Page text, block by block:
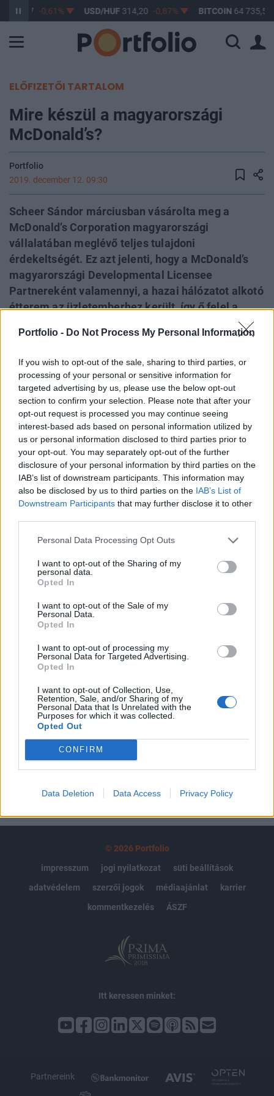
Portfolio - Do Not Process My Personal Information
If you wish to opt-out of the sale, sharing to third parties, or
processing of your personal or sensitive information for
targeted advertising by us, please use the below opt-out
section to confirm your selection. Please note that after your
opt-out request is processed you may continue seeing
interest-based ads based on personal information utilized by
us or personal information disclosed to third parties prior to
your opt-out. You may separately opt-out of the further
disclosure of your personal information by third parties on the
IAB’s list of downstream participants. This information may
also be disclosed by us to third parties on the IAB’s List of
Downstream Participants that may further disclose it to other
Personal Data Processing Opt Outs
I want to opt-out of the Sharing of my
personal data.
Opted In
I want to opt-out of the Sale of my
Personal Data.
Opted In
I want to opt-out of processing my
Personal Data for Targeted Advertising.
Opted In
I want to opt-out of Collection, Use,
Retention, Sale, and/or Sharing of my
Personal Data that Is Unrelated with the
Purposes for which it was collected.
Opted Out
CONFIRM
Data Deletion Data Access Privacy Policy
363,17 -0,61% USD/HUF 314,20 -0,87% BITCOIN 64 735,54
ELŐFIZETŐI TARTALOM
Mire készül a magyarországi
McDonald’s?
Portfolio
2019. december 12. 09:30
Scheer Sándor márciusban vásárolta meg a
McDonald’s Corporation magyarországi
vállalatában meglévő teljes tulajdoni
érdekeltségét. Ez azt jelenti, hogy a McDonald’s
magyarországi Developmental Licensee
Partnereként valamennyi, a hazai hálózatot alkotó
étterem az üzletemberhez került, így ő felel a
piacért, beleértve a franchise partnerekkel való
együttműködést is. A tulajdonos a Portfolio-nak
új és kibővített szolgáltatásokat szeretne
megvalósítani, és a kisvárosokban is egyre több
Meki lesz.
Property Investment Forum 2026A hazai ingatlanpiac
legnagyobb üzleti és networking találkozója! Idén a 22.
alkalommal!Információ és jelentkezésIdén tavasszal
vásárolta meg a McDonald’s Corporation magyarországi
vállalatában meglévő teljes tulajdoni érdekeltségét Scheer
Sándor, a magyar piac meghatározó építőipari cége, a
KEDVES OLVASÓNK!
A keresett cikk a portfolio.hu hírarchívumához
regisztrációhoz kötött.
Az előfizetés a következőket tartalmazza:
Portfolio.hu teljes cikkarchívum
Kötéslisták: BÉT elmúlt 2 év napon belüli
Előfizetés
MÁR ELŐFIZETŐNK VAGY?
© 2026 Portfolio
impresszum
jogi nyilatkozat
süti beállítások
adatvédelem
szerzői jogok médiaajánlat
karrier
kommentkezelés
ÁSZF
Itt keressen minket:
Partnereink